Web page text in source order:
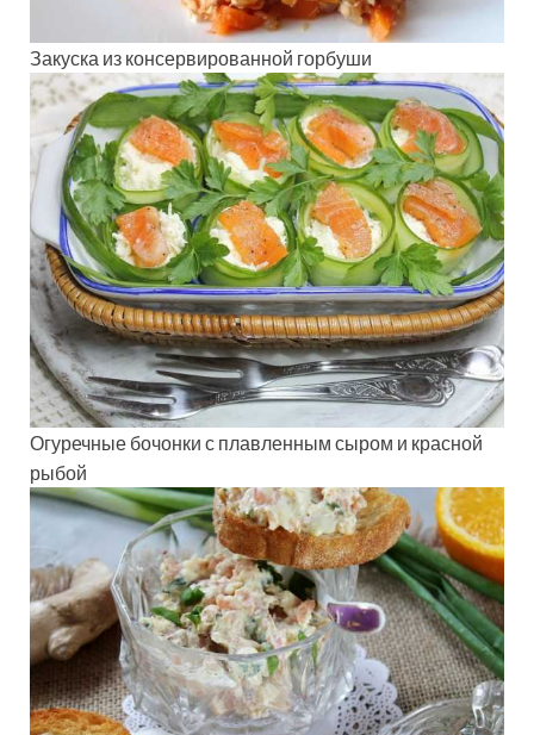
Закуска из консервированной горбуши
Огуречные бочонки с плавленным сыром и красной
рыбой